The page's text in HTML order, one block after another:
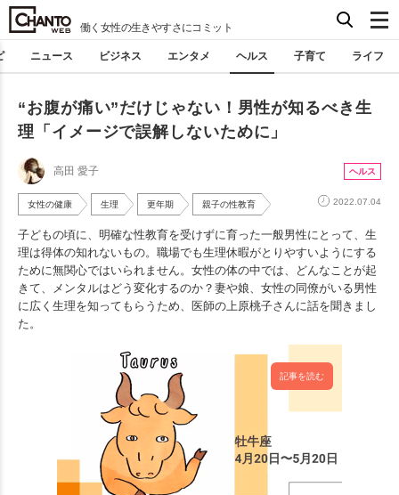
働く女性の生きやすさにコミット
ニュース ビジネス エンタメ ヘルス 子育て ライフ
“お腹が痛い”だけじゃない！男性が知るべき生
理「イメージで誤解しないために」
高田 愛子 ヘルス
女性の健康 生理 更年期 親子の性教育 2022.07.04
子どもの頃に、明確な性教育を受けずに育った一般男性にとって、生
理は得体の知れないもの。職場でも生理休暇がとりやすいようにする
ために無関心ではいられません。女性の体の中では、どんなことが起
きて、メンタルはどう変化するのか？妻や娘、女性の同僚がいる男性
に広く生理を知ってもらうため、医師の上原桃子さんに話を聞きまし
た。
記事を読む